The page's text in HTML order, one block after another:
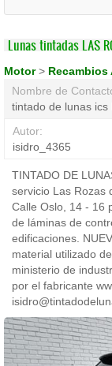
Lunas tintadas LAS
Motor>
Nombre de
tintado de lunas ics
Autor:
isidro_4365
TINTADO DE
servicio Las Rozas
Calle Oslo, 14 - 16
de láminas de
edificaciones.
material utilizado
ministerio de
por el fabricante